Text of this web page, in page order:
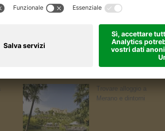
Trovare alloggio a
Merano e dintorni